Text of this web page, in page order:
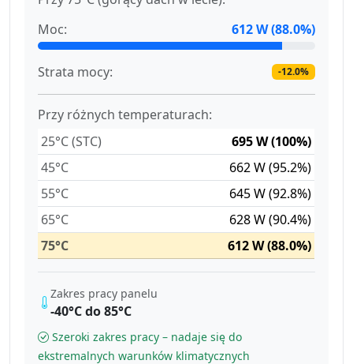
Moc:
612 W (88.0%)
Strata mocy: -12.0%
Przy różnych temperaturach:
25°C (STC)
695 W (100%)
45°C
662 W (95.2%)
55°C
645 W (92.8%)
65°C
628 W (90.4%)
75°C
612 W (88.0%)
Zakres pracy panelu
-40°C do 85°C
Szeroki zakres pracy – nadaje się do
ekstremalnych warunków klimatycznych